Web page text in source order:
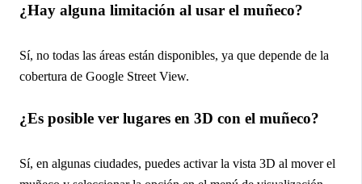
¿Hay alguna limitación al usar el muñeco?
Sí, no todas las áreas están disponibles, ya que depende de la
cobertura de Google Street View.
¿Es posible ver lugares en 3D con el muñeco?
Sí, en algunas ciudades, puedes activar la vista 3D al mover el